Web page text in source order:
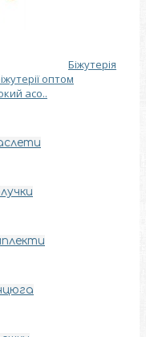
Біжутерія
оптом
асо..